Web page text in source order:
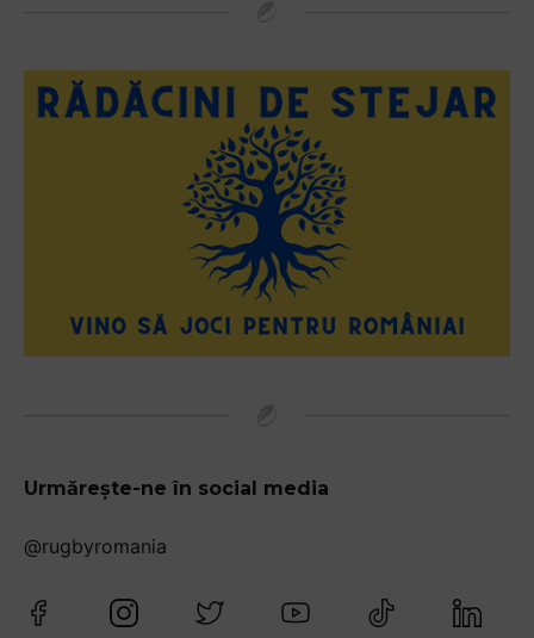
Urmărește-ne în social media
@rugbyromania